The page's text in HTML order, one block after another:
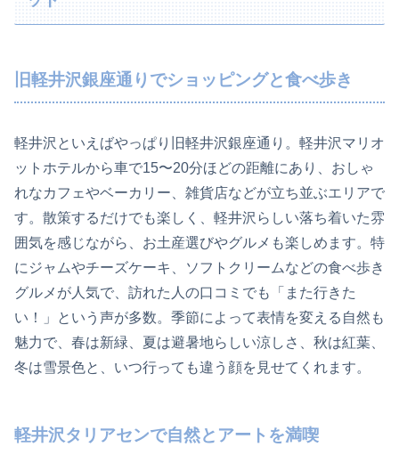
旧軽井沢銀座通りでショッピングと食べ歩き
軽井沢といえばやっぱり旧軽井沢銀座通り。軽井沢マリオ
ットホテルから車で15〜20分ほどの距離にあり、おしゃ
れなカフェやベーカリー、雑貨店などが立ち並ぶエリアで
す。散策するだけでも楽しく、軽井沢らしい落ち着いた雰
囲気を感じながら、お土産選びやグルメも楽しめます。特
にジャムやチーズケーキ、ソフトクリームなどの食べ歩き
グルメが人気で、訪れた人の口コミでも「また行きた
い！」という声が多数。季節によって表情を変える自然も
魅力で、春は新緑、夏は避暑地らしい涼しさ、秋は紅葉、
冬は雪景色と、いつ行っても違う顔を見せてくれます。
軽井沢タリアセンで自然とアートを満喫